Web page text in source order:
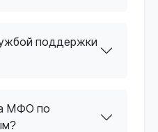
поддержки
МФО по